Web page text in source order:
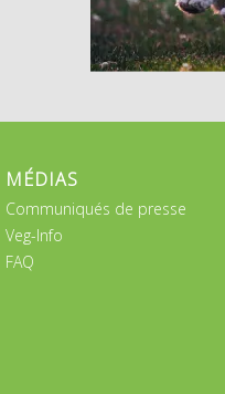
MÉDIAS
Communiqués de presse
Veg-Info
FAQ